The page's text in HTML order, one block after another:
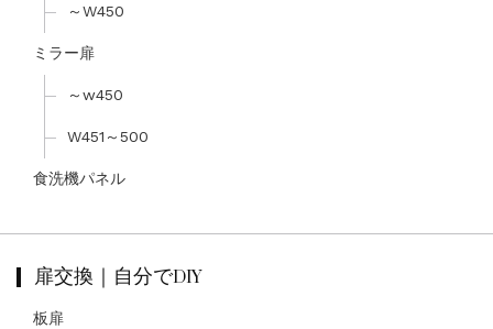
～W450
ミラー扉
～w450
W451～500
食洗機パネル
扉交換｜自分でDIY
板扉